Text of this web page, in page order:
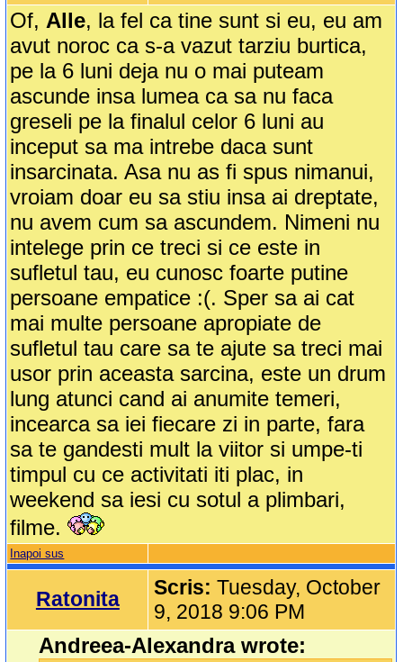
Of, Alle, la fel ca tine sunt si eu, eu am
avut noroc ca s-a vazut tarziu burtica,
pe la 6 luni deja nu o mai puteam
ascunde insa lumea ca sa nu faca
greseli pe la finalul celor 6 luni au
inceput sa ma intrebe daca sunt
insarcinata. Asa nu as fi spus nimanui,
vroiam doar eu sa stiu insa ai dreptate,
nu avem cum sa ascundem. Nimeni nu
intelege prin ce treci si ce este in
sufletul tau, eu cunosc foarte putine
persoane empatice :(. Sper sa ai cat
mai multe persoane apropiate de
sufletul tau care sa te ajute sa treci mai
usor prin aceasta sarcina, este un drum
lung atunci cand ai anumite temeri,
incearca sa iei fiecare zi in parte, fara
sa te gandesti mult la viitor si umpe-ti
timpul cu ce activitati iti plac, in
weekend sa iesi cu sotul a plimbari,
filme.
Inapoi sus
Ratonita Scris:Tuesday, October
9, 2018 9:06 PM
Andreea-Alexandra wrote: